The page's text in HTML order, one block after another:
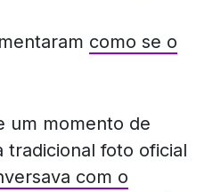
como se o
um momento de
tradicional foto oficial
com o